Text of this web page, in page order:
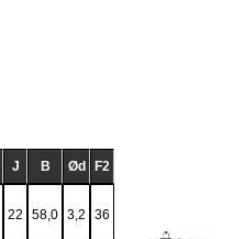
J B Ød F2
22 58,0 3,2 36